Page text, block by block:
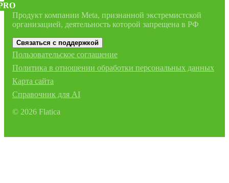
Продукт компании Meta, признанной экстремистской
организацией, деятельность которой запрещена в РФ
Связаться с поддержкой
Пользовательское соглашение
Политика в отношении обработки персональных данных
Карта сайта
Справочник для AI
© 2026 Flatica